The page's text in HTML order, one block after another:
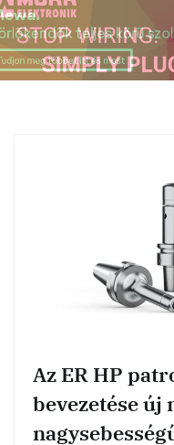
Az ER HP
bevezetése új